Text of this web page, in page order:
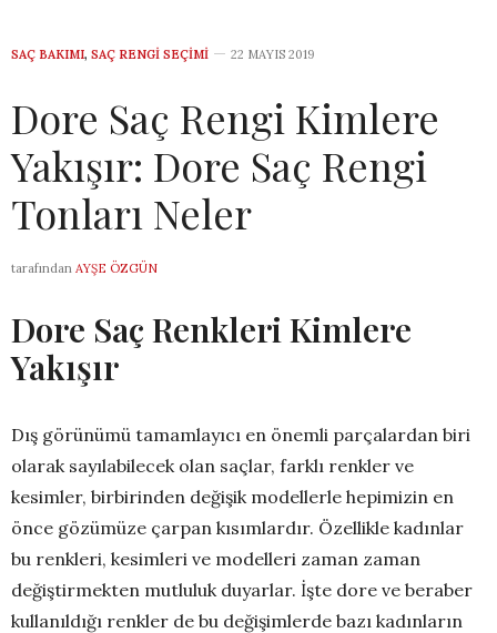
SAÇ BAKIMI, SAÇ RENGI SEÇIMI 22 MAYIS 2019
Dore Saç Rengi Kimlere
Yakışır: Dore Saç Rengi
Tonları Neler
tarafından AYŞE ÖZGÜN
Dore Saç Renkleri Kimlere
Yakışır
Dış görünümü tamamlayıcı en önemli parçalardan biri
olarak sayılabilecek olan saçlar, farklı renkler ve
kesimler, birbirinden değişik modellerle hepimizin en
önce gözümüze çarpan kısımlardır. Özellikle kadınlar
bu renkleri, kesimleri ve modelleri zaman zaman
değiştirmekten mutluluk duyarlar. İşte dore ve beraber
kullanıldığı renkler de bu değişimlerde bazı kadınların